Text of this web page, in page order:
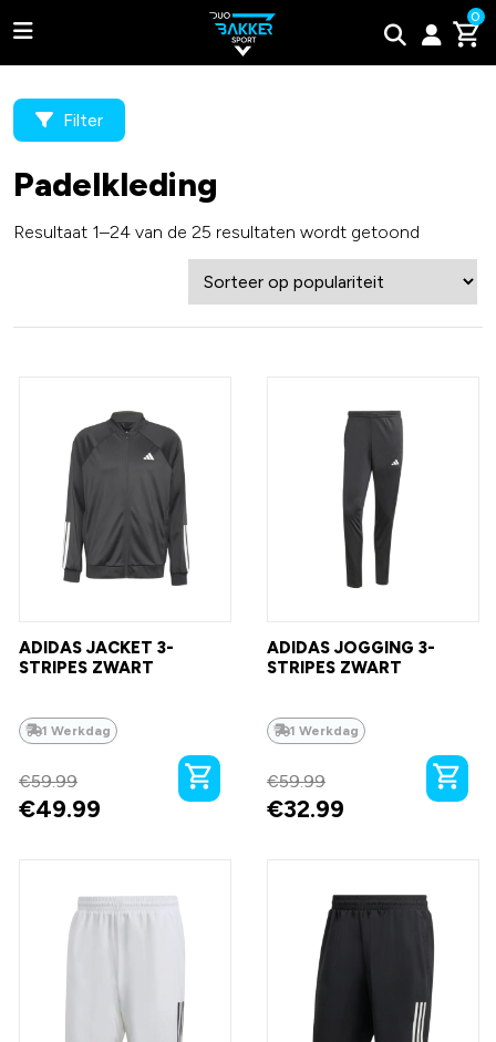
0
Adidas
Wilson
Filter
Padelkleding
Resultaat 1–24 van de 25 resultaten wordt getoond
ADIDAS JACKET 3-
STRIPES ZWART
1 Werkdag
€59.99
€49.99
ADIDAS JOGGING 3-
STRIPES ZWART
1 Werkdag
€59.99
€32.99